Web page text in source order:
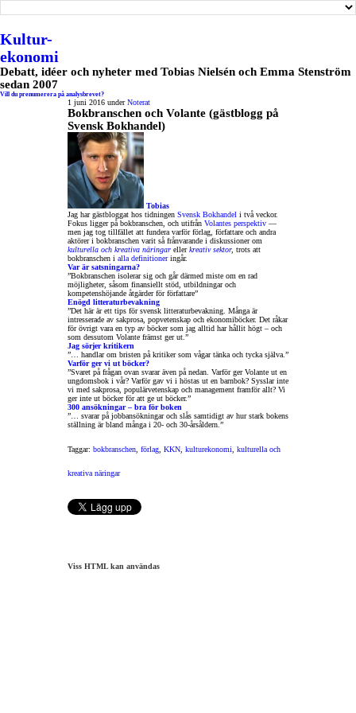
Kultur-
ekonomi
Debatt, idéer och nyheter med Tobias Nielsén och Emma Stenström
sedan 2007
Vill du prenumerera på analysbrevet?
1 juni 2016 underNoterat
Bokbranschen och Volante (gästblogg på
Svensk Bokhandel)
Tobias
Jag har gästbloggat hos tidningen Svensk Bokhandeli två veckor.
Fokus ligger på bokbranschen, och utifrån Volantes perspektiv—
men jag tog tillfället att fundera varför förlag, författare och andra
aktörer i bokbranschen varit så frånvarande i diskussioner om
kulturella och kreativa näringarellerkreativ sektor, trots att
bokbranschen i alla definitioneringår.
Var är satsningarna?
”Bokbranschen isolerar sig och går därmed miste om en rad
möjligheter, såsom finansiellt stöd, utbildningar och
kompetenshöjande åtgärder för författare”
Enögd litteraturbevakning
”Det här är ett tips för svensk litteraturbevakning. Många är
intresserade av sakprosa, popvetenskap och ekonomiböcker. Det råkar
för övrigt vara en typ av böcker som jag alltid har hållit högt – och
som dessutom Volante främst ger ut.”
Jag sörjer kritikern
”… handlar om bristen på kritiker som vågar tänka och tycka själva.”
Varför ger vi ut böcker?
”Svaret på frågan ovan svarar även på nedan. Varför ger Volante ut en
ungdomsbok i vår? Varför gav vi i höstas ut en barnbok? Sysslar inte
vi med sakprosa, populärvetenskap och management framför allt? Vi
ger inte ut böcker för att ge ut böcker.”
300 ansökningar – bra för boken
”… svarar på jobbansökningar och slås samtidigt av hur stark bokens
ställning är bland många i 20- och 30-årsåldern.”
Taggar: bokbranschen, förlag, KKN, kulturekonomi, kulturella och
kreativa näringar
Viss HTML kan användas